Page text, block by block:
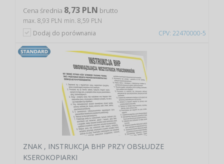
CPV: 22470000-5
Cena średnia 8,73 PLN brutto
max. 8,93 PLN min. 8,59 PLN
Dodaj do porównania
ZNAK , INSTRUKCJA BHP PRZY OBSŁUDZE
KSEROKOPIARKI